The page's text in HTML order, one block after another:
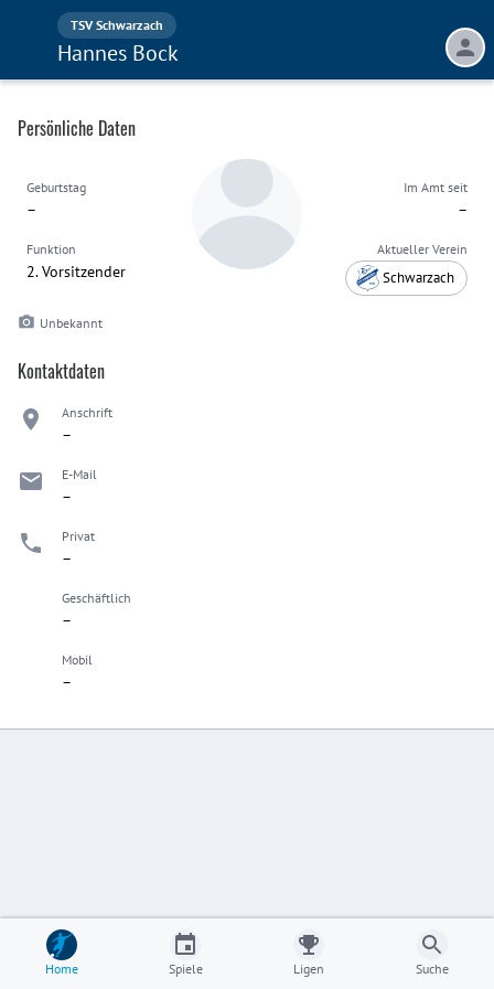
TSV Schwarzach
Hannes Bock
Persönliche Daten
Geburtstag
–
Funktion
2. Vorsitzender
Im Amt seit
–
Aktueller Verein
Schwarzach
Unbekannt
Kontaktdaten
Anschrift
–
E-Mail
–
Privat
–
Geschäftlich
–
Mobil
–
Home Spiele Ligen Suche